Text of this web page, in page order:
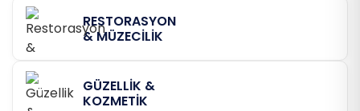
RESTORASYON
& MÜZECİLİK
GÜZELLİK &
KOZMETİK